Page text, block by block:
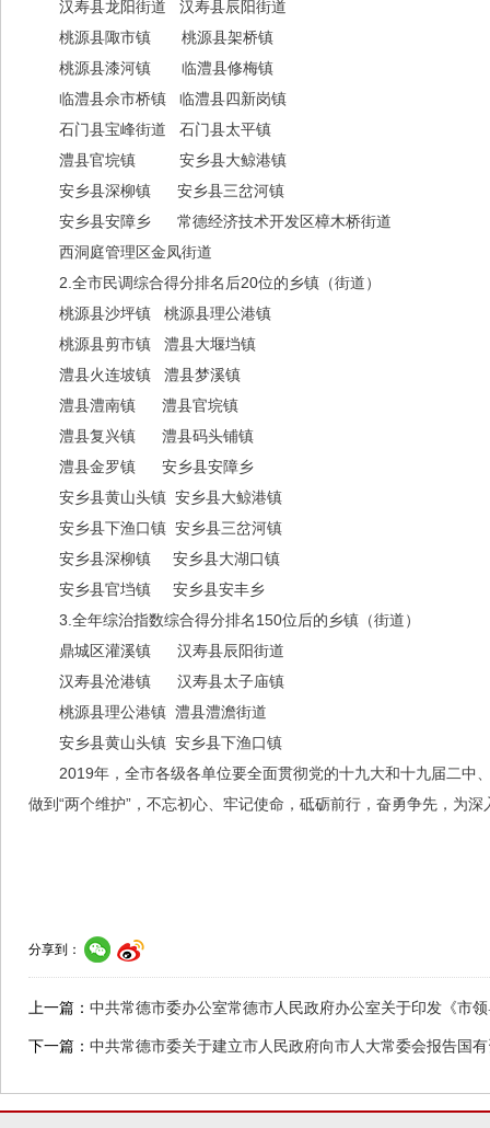
汉寿县龙阳街道 汉寿县辰阳街道
桃源县陬市镇 桃源县架桥镇
桃源县漆河镇 临澧县修梅镇
临澧县佘市桥镇 临澧县四新岗镇
石门县宝峰街道 石门县太平镇
澧县官垸镇 安乡县大鲸港镇
安乡县深柳镇 安乡县三岔河镇
安乡县安障乡 常德经济技术开发区樟木桥街道
西洞庭管理区金凤街道
2.全市民调综合得分排名后20位的乡镇（街道）
桃源县沙坪镇 桃源县理公港镇
桃源县剪市镇 澧县大堰垱镇
澧县火连坡镇 澧县梦溪镇
澧县澧南镇 澧县官垸镇
澧县复兴镇 澧县码头铺镇
澧县金罗镇 安乡县安障乡
安乡县黄山头镇 安乡县大鲸港镇
安乡县下渔口镇 安乡县三岔河镇
安乡县深柳镇 安乡县大湖口镇
安乡县官垱镇 安乡县安丰乡
3.全年综治指数综合得分排名150位后的乡镇（街道）
鼎城区灌溪镇 汉寿县辰阳街道
汉寿县沧港镇 汉寿县太子庙镇
桃源县理公港镇 澧县澧澹街道
安乡县黄山头镇 安乡县下渔口镇
2019年，全市各级各单位要全面贯彻党的十九大和十九届二中
做到“两个维护”，不忘初心、牢记使命，砥砺前行，奋勇争先，为
分享到：
上一篇： 中共常德市委办公室常德市人民政府办公室关于印发《市
下一篇： 中共常德市委关于建立市人民政府向市人大常委会报告国